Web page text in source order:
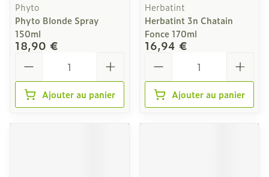
Phyto
Phyto Blonde Spray
150ml
18,90 €
Ajouter au panier
Herbatint
Herbatint 3n Chatain
Fonce 170ml
16,94 €
Ajouter au panier